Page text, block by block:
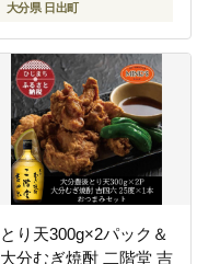
大分県 日出町
とり天300g×2パック＆
大分むぎ焼酎 二階堂 吉